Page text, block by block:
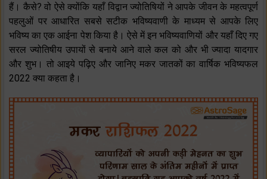
हैं। कैसे? वो ऐसे क्योंकि यहाँ विद्वान ज्योतिषियों ने आपके जीवन के महत्वपूर्ण
पहलुओं पर आधारित सबसे सटीक भविष्यवाणी के माध्यम से आपके लिए
भविष्य का एक आईना पेश किया है। ऐसे में इन भविष्यवाणियों और यहाँ दिए गए
सरल ज्योतिषीय उपायों से बनाये आने वाले कल को और भी ज्यादा यादगार
और शुभ। तो आइये पढ़िए और जानिए मकर जातकों का वार्षिक भविष्यफल
2022 क्या कहता है।